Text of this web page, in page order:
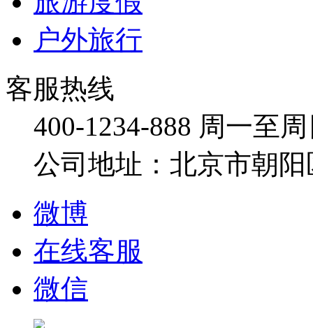
户外旅行
客服热线
400-1234-888 周一至
公司地址：北京市朝
微博
在线客服
微信